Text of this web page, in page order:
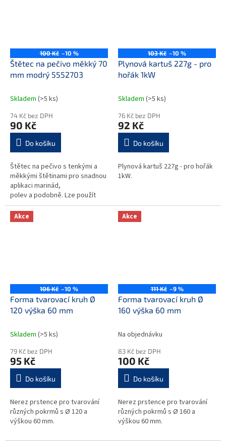
100 Kč –10 %
Štětec na pečivo měkký 70
mm modrý 5552703
Skladem (>5 ks)
74 Kč bez DPH
90 Kč
Do košíku
Štětec na pečivo s tenkými a
měkkými štětinami pro snadnou
aplikaci marinád,
polev a podobně. Lze použít
také pro čištění malých a složitě
dostupných ploch. Výrobek v...
103 Kč –10 %
Plynová kartuš 227g - pro
hořák 1kW
Skladem (>5 ks)
76 Kč bez DPH
92 Kč
Do košíku
Plynová kartuš 227g - pro hořák
1kW.
Akce
106 Kč –10 %
Forma tvarovací kruh Ø
120 výška 60 mm
Skladem (>5 ks)
79 Kč bez DPH
95 Kč
Do košíku
Nerez prstence pro tvarování
různých pokrmů s Ø 120 a
výškou 60 mm.
Akce
111 Kč –9 %
Forma tvarovací kruh Ø
160 výška 60 mm
Na objednávku
83 Kč bez DPH
100 Kč
Do košíku
Nerez prstence pro tvarování
různých pokrmů s Ø 160 a
výškou 60 mm.